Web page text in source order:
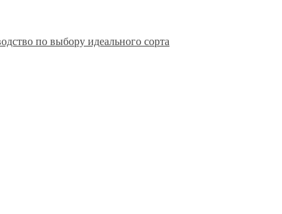
по выбору идеального сорта